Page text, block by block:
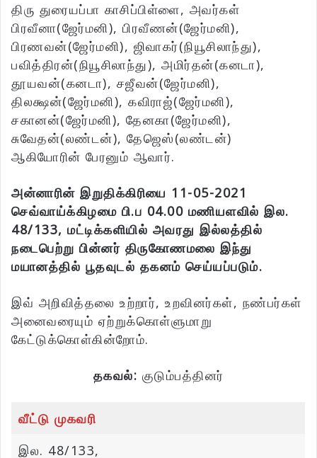
திரு துரையப்பா காசிப்பிள்ளை, அவர்கள்
பிரவீனா(ஜேர்மனி), பிரவீணன்(ஜேர்மனி),
பிரணவன்(ஜேர்மனி), ஜிவாகர்(நியூசிலாந்து),
பவித்திரன்(நியூசிலாந்து), அமிர்தன்(கனடா),
தூயவன்(கனடா), சஜீவன்(ஜேர்மனி),
திலக்ஷன்(ஜேர்மனி), கவிராஜ்(ஜேர்மனி),
சகானன்(ஜேர்மனி), தேனகா(ஜேர்மனி),
சுவேதன்(லண்டன்), தேஜெஸ்(லண்டன்)
ஆகியோரின் பேரனும் ஆவார்.
அன்னாரின் இறுதிக்கிரியை 11-05-2021
செவ்வாய்க்கிழமை பி.ப 04.00 மணியளவில் இல.
48/133, மட்டிக்களியில் அவரது இல்லத்தில்
நடைபெற்று பின்னர் திருகோணமலை இந்து
மயானத்தில் பூதவுடல் தகனம் செய்யப்படும்.
இவ் அறிவித்தலை உற்றார், உறவினர்கள், நண்பர்கள்
அனைவரையும் ஏற்றுக்கொள்ளுமாறு
கேட்டுக்கொள்கின்றோம்.
தகவல்: குடும்பத்தினர்
வீட்டு முகவரி
இல. 48/133,